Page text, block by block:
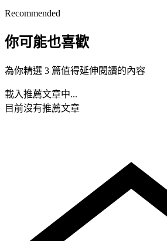
Recommended
你可能也喜歡
為你精選 3 篇值得延伸閱讀的內容
載入推薦文章中...
目前沒有推薦文章